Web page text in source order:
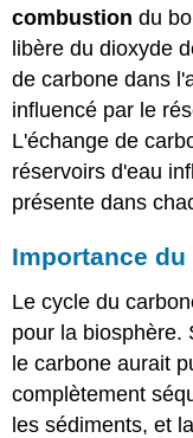
combustion du
libère du dioxyde
de carbone dans
influencé par le
L'échange de
réservoirs d'eau
présente dans
Importance
Le cycle du
pour la biosphère.
le carbone aurait
complètement
les sédiments, et